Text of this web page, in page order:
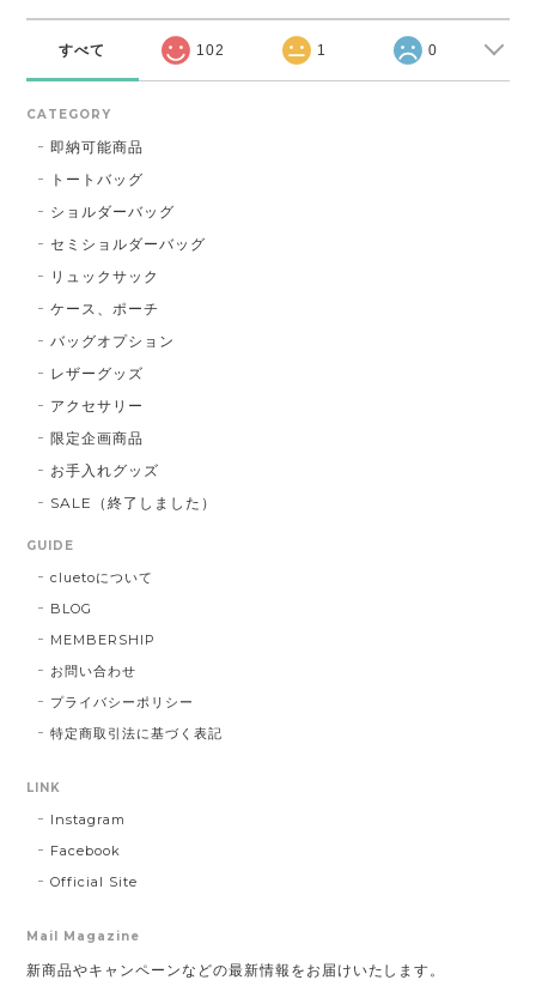
すべて 102 1 0
CATEGORY
即納可能商品
トートバッグ
ショルダーバッグ
セミショルダーバッグ
リュックサック
ケース、ポーチ
バッグオプション
レザーグッズ
アクセサリー
限定企画商品
お手入れグッズ
SALE（終了しました）
GUIDE
cluetoについて
BLOG
MEMBERSHIP
お問い合わせ
プライバシーポリシー
特定商取引法に基づく表記
LINK
Instagram
Facebook
Official Site
Mail Magazine
新商品やキャンペーンなどの最新情報をお届けいたします。